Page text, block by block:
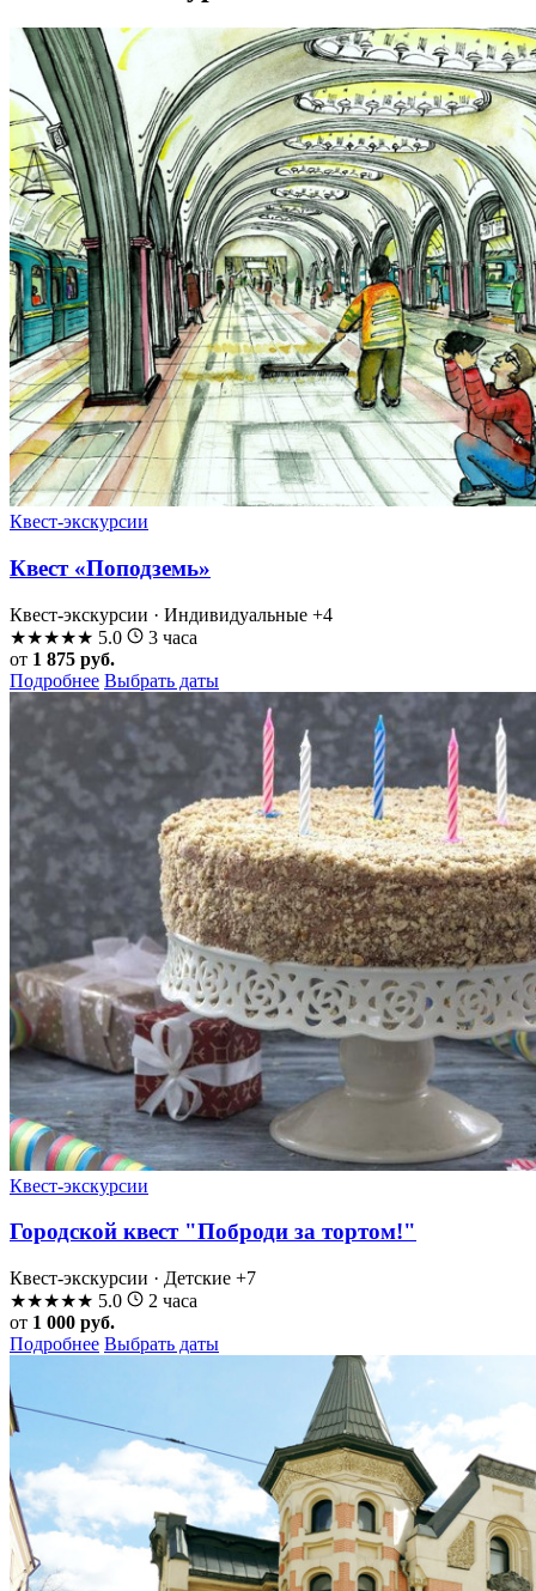
Квест-экскурсии
Квест «Поподземь»
Квест-экскурсии · Индивидуальные +4
★★★★★ 5.0
3 часа
от 1 875 руб.
Подробнее Выбрать даты
Квест-экскурсии
Городской квест "Поброди за тортом!"
Квест-экскурсии · Детские +7
★★★★★ 5.0
2 часа
от 1 000 руб.
Подробнее Выбрать даты